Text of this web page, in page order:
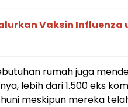
Vaksin Influenza
rumah juga
lebih dari 1.500 eks
meskipun mereka